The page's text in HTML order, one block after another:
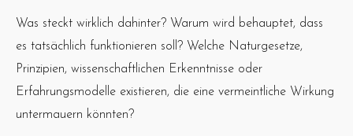
Was steckt wirklich dahinter? Warum wird behauptet, dass
es tatsächlich funktionieren soll? Welche Naturgesetze,
Prinzipien, wissenschaftlichen Erkenntnisse oder
Erfahrungsmodelle existieren, die eine vermeintliche Wirkung
untermauern könnten?